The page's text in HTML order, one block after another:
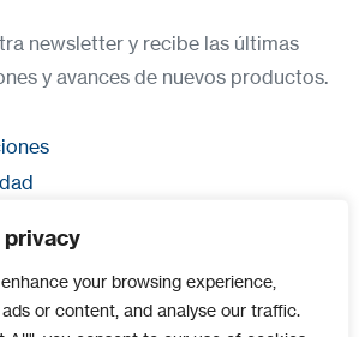
privacy
your browsing experience,
or content, and analyse our traffic.
newsletter y recibe las últimas
y avances de nuevos productos.